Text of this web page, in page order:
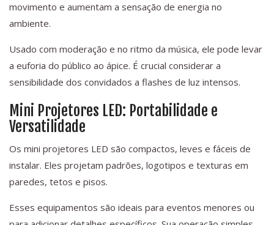
movimento e aumentam a sensação de energia no
ambiente.
Usado com moderação e no ritmo da música, ele pode levar
a euforia do público ao ápice. É crucial considerar a
sensibilidade dos convidados a flashes de luz intensos.
Mini Projetores LED: Portabilidade e
Versatilidade
Os mini projetores LED são compactos, leves e fáceis de
instalar. Eles projetam padrões, logotipos e texturas em
paredes, tetos e pisos.
Esses equipamentos são ideais para eventos menores ou